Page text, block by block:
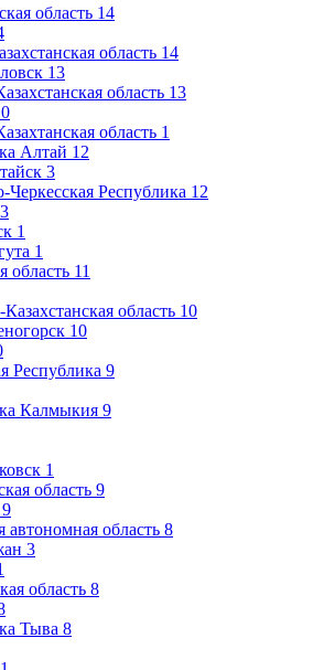
область 14
область 14
13
область 13
область 1
Алтай 12
3
Черкесская Республика 12
3
1
1
область 11
область 10
10
Республика 9
Калмыкия 9
1
область 9
9
автономная область 8
3
область 8
Тыва 8